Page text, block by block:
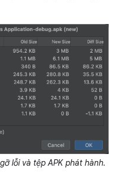
lỗi và tệp APK phát hành.